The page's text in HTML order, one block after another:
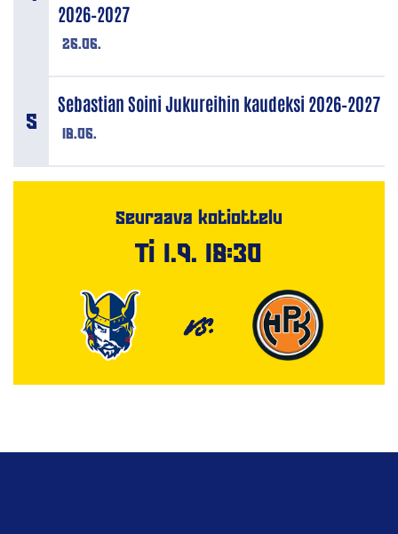
26.06.
2026–2027
18.06.
Sebastian Soini Jukureihin kaudeksi 2026–2027
Seuraava kotiottelu
Ti 1.9. 18:30
VS.